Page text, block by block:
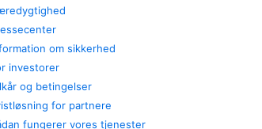
om sikkerhed
investorer
og betingelser
for partnere
fungerer vores tjenester